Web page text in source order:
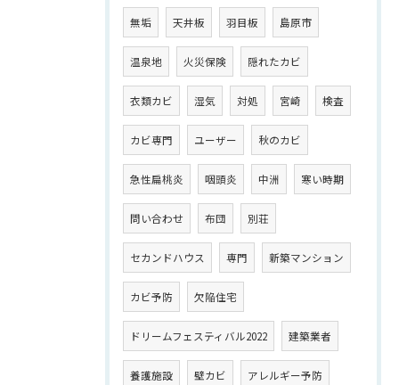
無垢 天井板 羽目板 島原市
温泉地 火災保険 隠れたカビ
衣類カビ 湿気 対処 宮崎 検査
カビ専門 ユーザー 秋のカビ
急性扁桃炎 咽頭炎 中洲 寒い時期
問い合わせ 布団 別荘
セカンドハウス 専門 新築マンション
カビ予防 欠陥住宅
ドリームフェスティバル2022 建築業者
養護施設 壁カビ アレルギー予防